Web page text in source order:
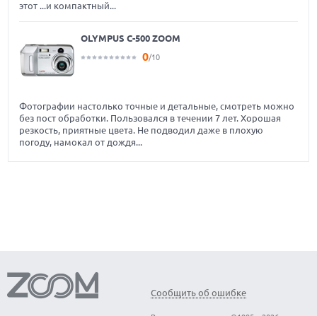
этот ...и компактный...
OLYMPUS C-500 ZOOM
0/10
Фотографии настолько точные и детальные, смотреть можно
без пост обработки. Пользовался в течении 7 лет. Хорошая
резкость, приятные цвета. Не подводил даже в плохую
погоду, намокал от дождя...
Сообщить об ошибке